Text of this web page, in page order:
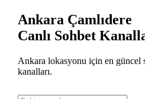
Ankara Çamlıdere
Canlı Sohbet
Ankara lokasyonu için en güncel
kanalları.